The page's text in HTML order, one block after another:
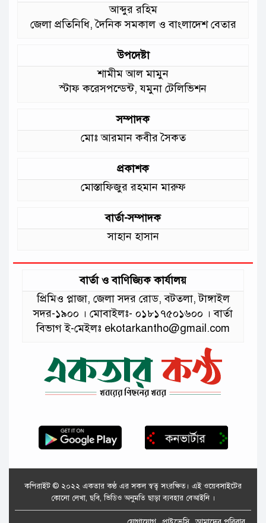
গড়ে উঠছে মাদ্রাসা ও কিন্ডার গার্ডেন
:মুক্তিযুদ্ধ বিষয়কমন্ত্রী
আব্দুর রহিম
জেলা প্রতিনিধি, দৈনিক সমকাল ও বাংলাদেশ বেতার
উপদেষ্টা
শামীম আল মামুন
স্টাফ করেসপন্ডেন্ট, যমুনা টেলিভিশন
সম্পাদক
মোঃ আরমান কবীর সৈকত
প্রকাশক
মোস্তাফিজুর রহমান মারুফ
বার্তা-সম্পাদক
সাহান হাসান
বার্তা ও বাণিজ্যিক কার্যালয়
প্রিমিও প্লাজা, জেলা সদর রোড, বটতলা, টাঙ্গাইল
সদর-১৯০০ । মোবাইলঃ- ০১৮১৭৫০১৬০০ । বার্তা
বিভাগ ই-মেইলঃ ekotarkantho@gmail.com
কপিরাইট © ২০২২ একতার কণ্ঠ এর সকল স্বত্ব সংরক্ষিত। এই ওয়েবসাইটের
কোনো লেখা, ছবি, ভিডিও অনুমতি ছাড়া ব্যবহার বেআইনি ।